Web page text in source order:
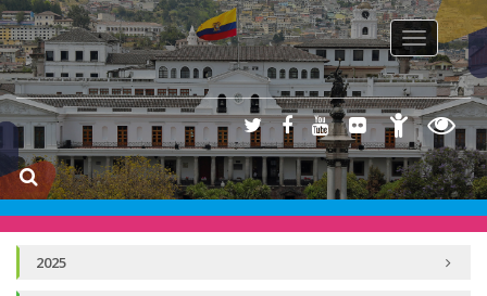
Toggle
2025